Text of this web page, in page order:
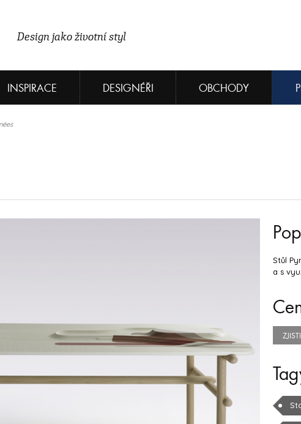
Design jako životní styl
INSPIRACE DESIGNÉŘI OBCHODY
Stůl
a s